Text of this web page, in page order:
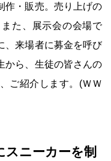
作・販売。売り上げの
た、展示会の会場で
、来場者に募金を呼び
から、生徒の皆さんの
ご紹介します。(ＷＷ
ニーカーを制